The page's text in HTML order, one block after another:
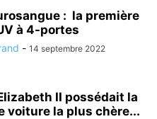
: la première
à 4-portes
- 14 septembre 2022
II possédait la
voiture la plus chère...